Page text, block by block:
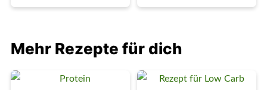
Mehr Rezepte für dich